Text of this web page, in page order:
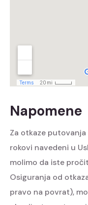
Napomene
Za otkaze
rokovi navedeni u
molimo da iste
Osiguranja od
pravo na povrat),